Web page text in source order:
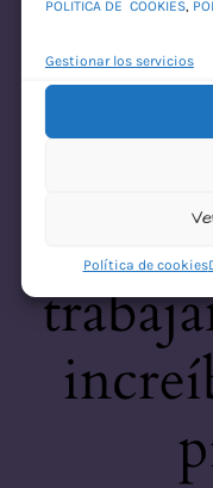
POLITICA DE COOKIES,
Gestionar los servicios
Política de cookies